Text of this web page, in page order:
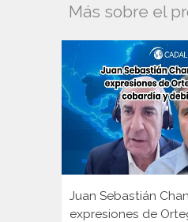
Más sobre el
Juan Sebastián
expresiones de